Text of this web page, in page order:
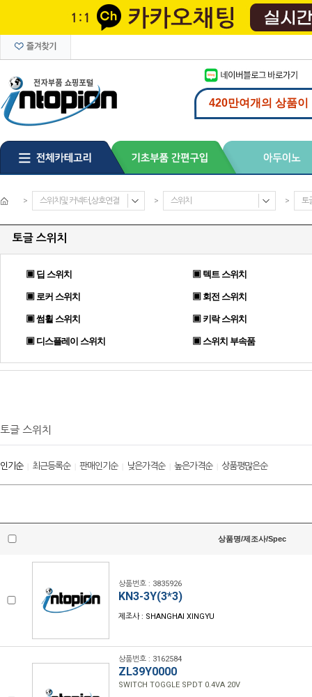
> 스위치및 커넥터,상호연결 > 스위치 > 토
토글 스위치
▣ 딥 스위치 ▣ 텍트 스위치
▣ 로커 스위치 ▣ 회전 스위치
▣ 썸휠 스위치 ▣ 키락 스위치
▣ 디스플레이 스위치 ▣ 스위치 부속품
토글 스위치
인기순| 최근등록순| 판매인기순| 낮은가격순| 높은가격순| 상품평많은순
상품명/제조사/Spec
상품번호 : 3835926
KN3-3Y(3*3)
제조사 : SHANGHAI XINGYU
상품번호 : 3162584
ZL39Y0000
SWITCH TOGGLE SPDT 0.4VA 20V